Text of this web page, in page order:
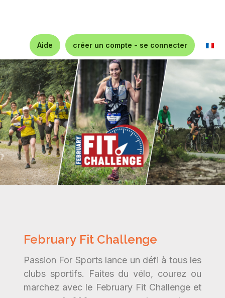
Aide créer un compte - se connecter
February Fit Challenge
Passion For Sports lance un défi à tous les
clubs sportifs. Faites du vélo, courez ou
marchez avec le February Fit Challenge et